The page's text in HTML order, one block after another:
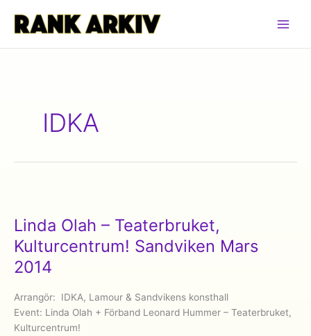
innehåll
IDKA
Linda Olah – Teaterbruket,
Kulturcentrum! Sandviken Mars
2014
Arrangör: IDKA, Lamour & Sandvikens konsthall
Event: Linda Olah + Förband Leonard Hummer – Teaterbruket,
Kulturcentrum!